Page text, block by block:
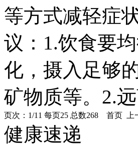
等方式减轻症
议：1.饮食要
化，摄入足够
矿物质等。2.
页次：1/11 每页25 总数268 首页 上
健康速递